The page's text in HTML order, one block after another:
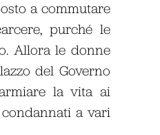
a commutare
purché le
Allora le donne
del Governo
la vita ai
a vari